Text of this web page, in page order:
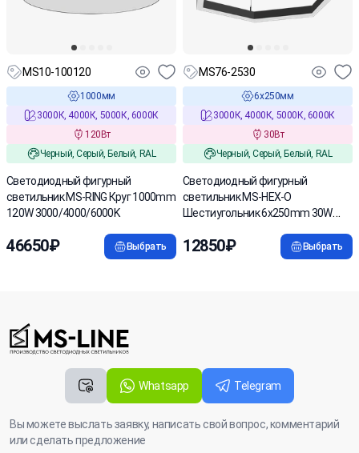
MS10-100120
1000мм
3000К, 4000К, 5000К, 6000К
120Вт
Черный, Серый, Белый, RAL
Cветодиодный фигурный
светильник MS-RING Круг 1000mm
120W 3000/4000/6000K
46650₽ Выбрать
MS76-2530
6х250мм
3000К, 4000К, 5000К, 6000К
30Вт
Черный, Серый, Белый, RAL
Светодиодный фигурный
светильник MS-HEX-O
Шестиугольник 6x250mm 30W
12850₽ Выбрать
Whatsapp Telegram
Вы можете выслать заявку, написать свой вопрос, комментарий
или сделать предложение